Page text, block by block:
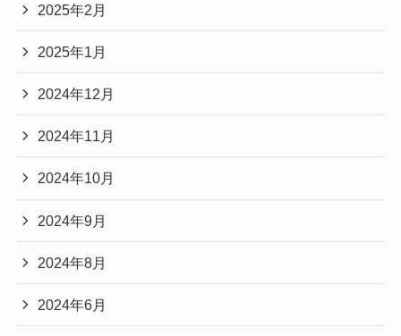
2025年2月
2025年1月
2024年12月
2024年11月
2024年10月
2024年9月
2024年8月
2024年6月